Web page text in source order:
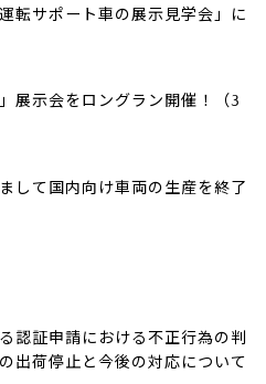
転サポート車の展示見学会」に
展示会をロングラン開催！（3
して国内向け車両の生産を終了
認証申請における不正行為の判
出荷停止と今後の対応について